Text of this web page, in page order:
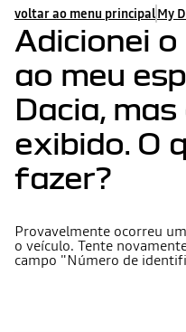
voltar ao menu principalMy
Adicionei
ao meu
Dacia,
exibido. O
fazer?
Provavelmente ocorreu
o veículo. Tente
campo "Número de